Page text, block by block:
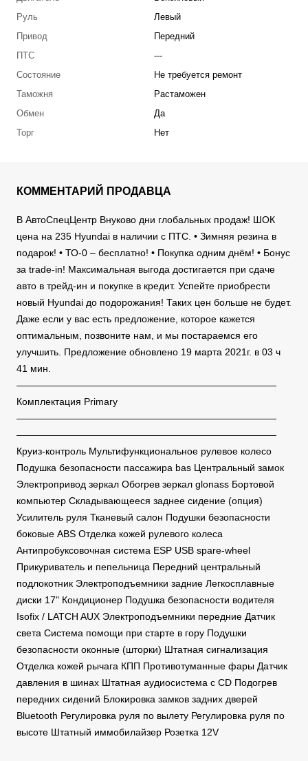
Руль
Левый
Привод
Передний
ПТС
---
Состояние
Не требуется ремонт
Таможня
Растаможен
Обмен
Да
Торг
Нет
КОММЕНТАРИЙ ПРОДАВЦА
В АвтоСпецЦентр Внуково дни глобальных продаж! ШОК
цена на 235 Hyundai в наличии с ПТС. • Зимняя резина в
подарок! • ТО-0 – бесплатно! • Покупка одним днём! • Бонус
за trade-in! Максимальная выгода достигается при сдаче
авто в трейд-ин и покупке в кредит. Успейте приобрести
новый Hyundai до подорожания! Таких цен больше не будет.
Даже если у вас есть предложение, которое кажется
оптимальным, позвоните нам, и мы постараемся его
улучшить. Предложение обновлено 19 марта 2021г. в 03 ч
41 мин.
———————————————————————————
Комплектация Primary
———————————————————————————
———————————————————————————
Круиз-контроль Мультифункциональное рулевое колесо
Подушка безопасности пассажира bas Центральный замок
Электропривод зеркал Обогрев зеркал glonass Бортовой
компьютер Складывающееся заднее сидение (опция)
Усилитель руля Тканевый салон Подушки безопасности
боковые ABS Отделка кожей рулевого колеса
Антипробуксовочная система ESP USB spare-wheel
Прикуриватель и пепельница Передний центральный
подлокотник Электроподъемники задние Легкосплавные
диски 17" Кондиционер Подушка безопасности водителя
Isofix / LATCH AUX Электроподъемники передние Датчик
света Система помощи при старте в гору Подушки
безопасности оконные (шторки) Штатная сигнализация
Отделка кожей рычага КПП Противотуманные фары Датчик
давления в шинах Штатная аудиосистема с CD Подогрев
передних сидений Блокировка замков задних дверей
Bluetooth Регулировка руля по вылету Регулировка руля по
высоте Штатный иммобилайзер Розетка 12V